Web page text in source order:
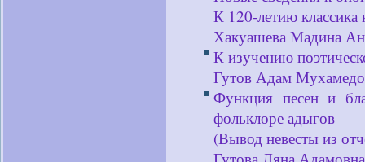
К 120-летию классика
Хакуашева Мадина
К изучению
Гутов Адам
Функция песен и
фольклоре адыгов
(Вывод невесты из